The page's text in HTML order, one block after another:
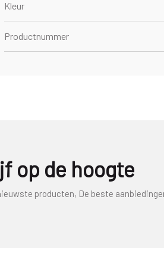
Kleur
Productnummer
op de hoogte
producten, De beste